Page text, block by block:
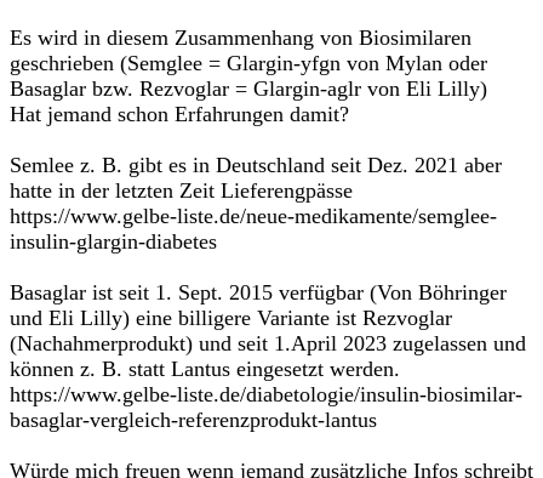
Es wird in diesem Zusammenhang von Biosimilaren
geschrieben (Semglee = Glargin-yfgn von Mylan oder
Basaglar bzw. Rezvoglar = Glargin-aglr von Eli Lilly)
Hat jemand schon Erfahrungen damit?
Semlee z. B. gibt es in Deutschland seit Dez. 2021 aber
hatte in der letzten Zeit Lieferengpässe
https://www.gelbe-liste.de/neue-medikamente/semglee-
insulin-glargin-diabetes
Basaglar ist seit 1. Sept. 2015 verfügbar (Von Böhringer
und Eli Lilly) eine billigere Variante ist Rezvoglar
(Nachahmerprodukt) und seit 1.April 2023 zugelassen und
können z. B. statt Lantus eingesetzt werden.
https://www.gelbe-liste.de/diabetologie/insulin-biosimilar-
basaglar-vergleich-referenzprodukt-lantus
Würde mich freuen wenn jemand zusätzliche Infos schreibt